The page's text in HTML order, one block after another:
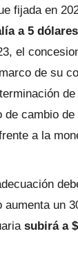
fijada en
a 5
el
de su
de cambio
a la
aumenta un
subirá a